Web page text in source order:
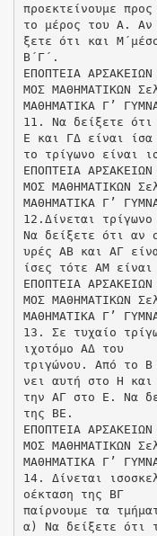
προεκτείνουμε προς
το μέρος του Α. Αν
ξετε ότι και
Β΄Γ΄.
ΕΠΟΠΤΕΙΑ
ΜΟΣ ΜΑΘΗΜΑΤΙΚΩΝ
ΜΑΘΗΜΑΤΙΚΑ Γ’
11. Να δείξετε
Ε και ΓΔ είναι ίσα
το τρίγωνο είναι
ΕΠΟΠΤΕΙΑ
ΜΟΣ ΜΑΘΗΜΑΤΙΚΩΝ
ΜΑΘΗΜΑΤΙΚΑ Γ’
12.Δίνεται
Να δείξετε ότι αν
υρές ΑΒ και ΑΓ
ίσες τότε ΑΜ
ΕΠΟΠΤΕΙΑ
ΜΟΣ ΜΑΘΗΜΑΤΙΚΩΝ
ΜΑΘΗΜΑΤΙΚΑ Γ’
13. Σε τυχαίο
ιχοτόμο ΑΔ του
τριγώνου. Από το Β
νει αυτή στο Η και
την ΑΓ στο Ε. Να
της ΒΕ.
ΕΠΟΠΤΕΙΑ
ΜΟΣ ΜΑΘΗΜΑΤΙΚΩΝ
ΜΑΘΗΜΑΤΙΚΑ Γ’
14. Δίνεται
οέκταση της ΒΓ
παίρνουμε τα
α) Να δείξετε ότι